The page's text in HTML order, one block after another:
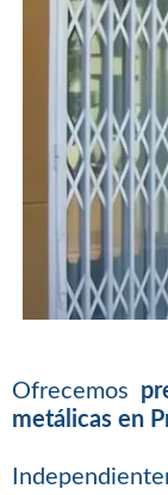
Ofrecemos
metálicas en